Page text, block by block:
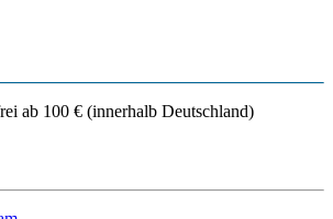
ab 100 € (innerhalb Deutschland)